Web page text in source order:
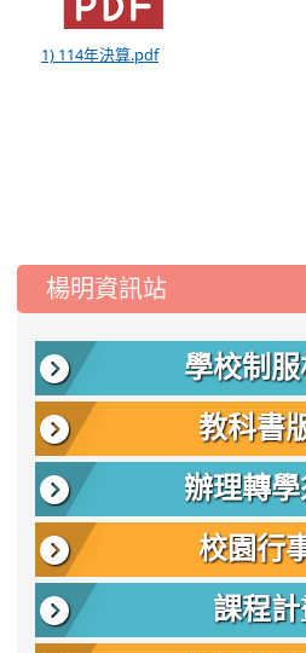
1) 114年決算.pdf
::: 楊明資訊站
學校制服
教科書
辦理轉
校園行
課程